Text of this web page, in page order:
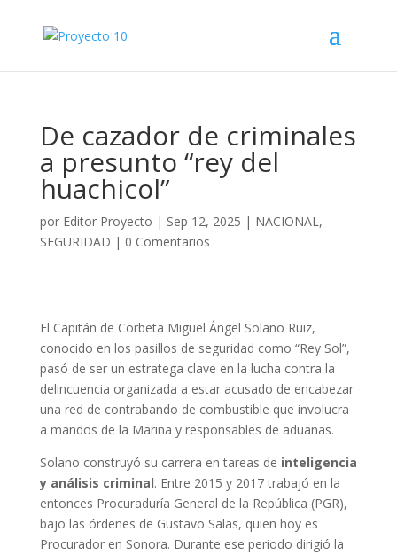
De cazador de criminales
a presunto “rey del
huachicol”
por Editor Proyecto | Sep 12, 2025 | NACIONAL,
SEGURIDAD | 0 Comentarios
El Capitán de Corbeta Miguel Ángel Solano Ruiz,
conocido en los pasillos de seguridad como “Rey Sol”,
pasó de ser un estratega clave en la lucha contra la
delincuencia organizada a estar acusado de encabezar
una red de contrabando de combustible que involucra
a mandos de la Marina y responsables de aduanas.
Solano construyó su carrera en tareas de inteligencia
y análisis criminal. Entre 2015 y 2017 trabajó en la
entonces Procuraduría General de la República (PGR),
bajo las órdenes de Gustavo Salas, quien hoy es
Procurador en Sonora. Durante ese periodo dirigió la